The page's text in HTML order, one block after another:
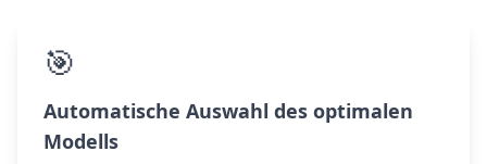
🎯
Automatische Auswahl des optimalen
Modells